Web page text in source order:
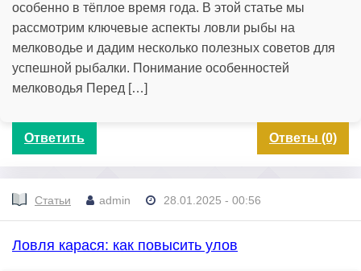
особенно в тёплое время года. В этой статье мы
рассмотрим ключевые аспекты ловли рыбы на
мелководье и дадим несколько полезных советов для
успешной рыбалки. Понимание особенностей
мелководья Перед […]
Ответить Ответы (0)
Статьи admin 28.01.2025 - 00:56
Ловля карася: как повысить улов